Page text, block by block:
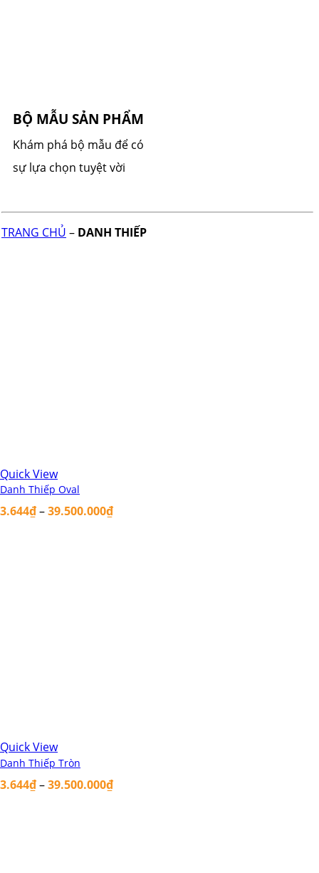
BỘ MẪU SẢN PHẨM
Khám phá bộ mẫu để có
sự lựa chọn tuyệt vời
TRANG CHỦ – DANH THIẾP
Quick View
Danh Thiếp Oval
3.644₫–39.500.000₫
Quick View
Danh Thiếp Tròn
3.644₫–39.500.000₫